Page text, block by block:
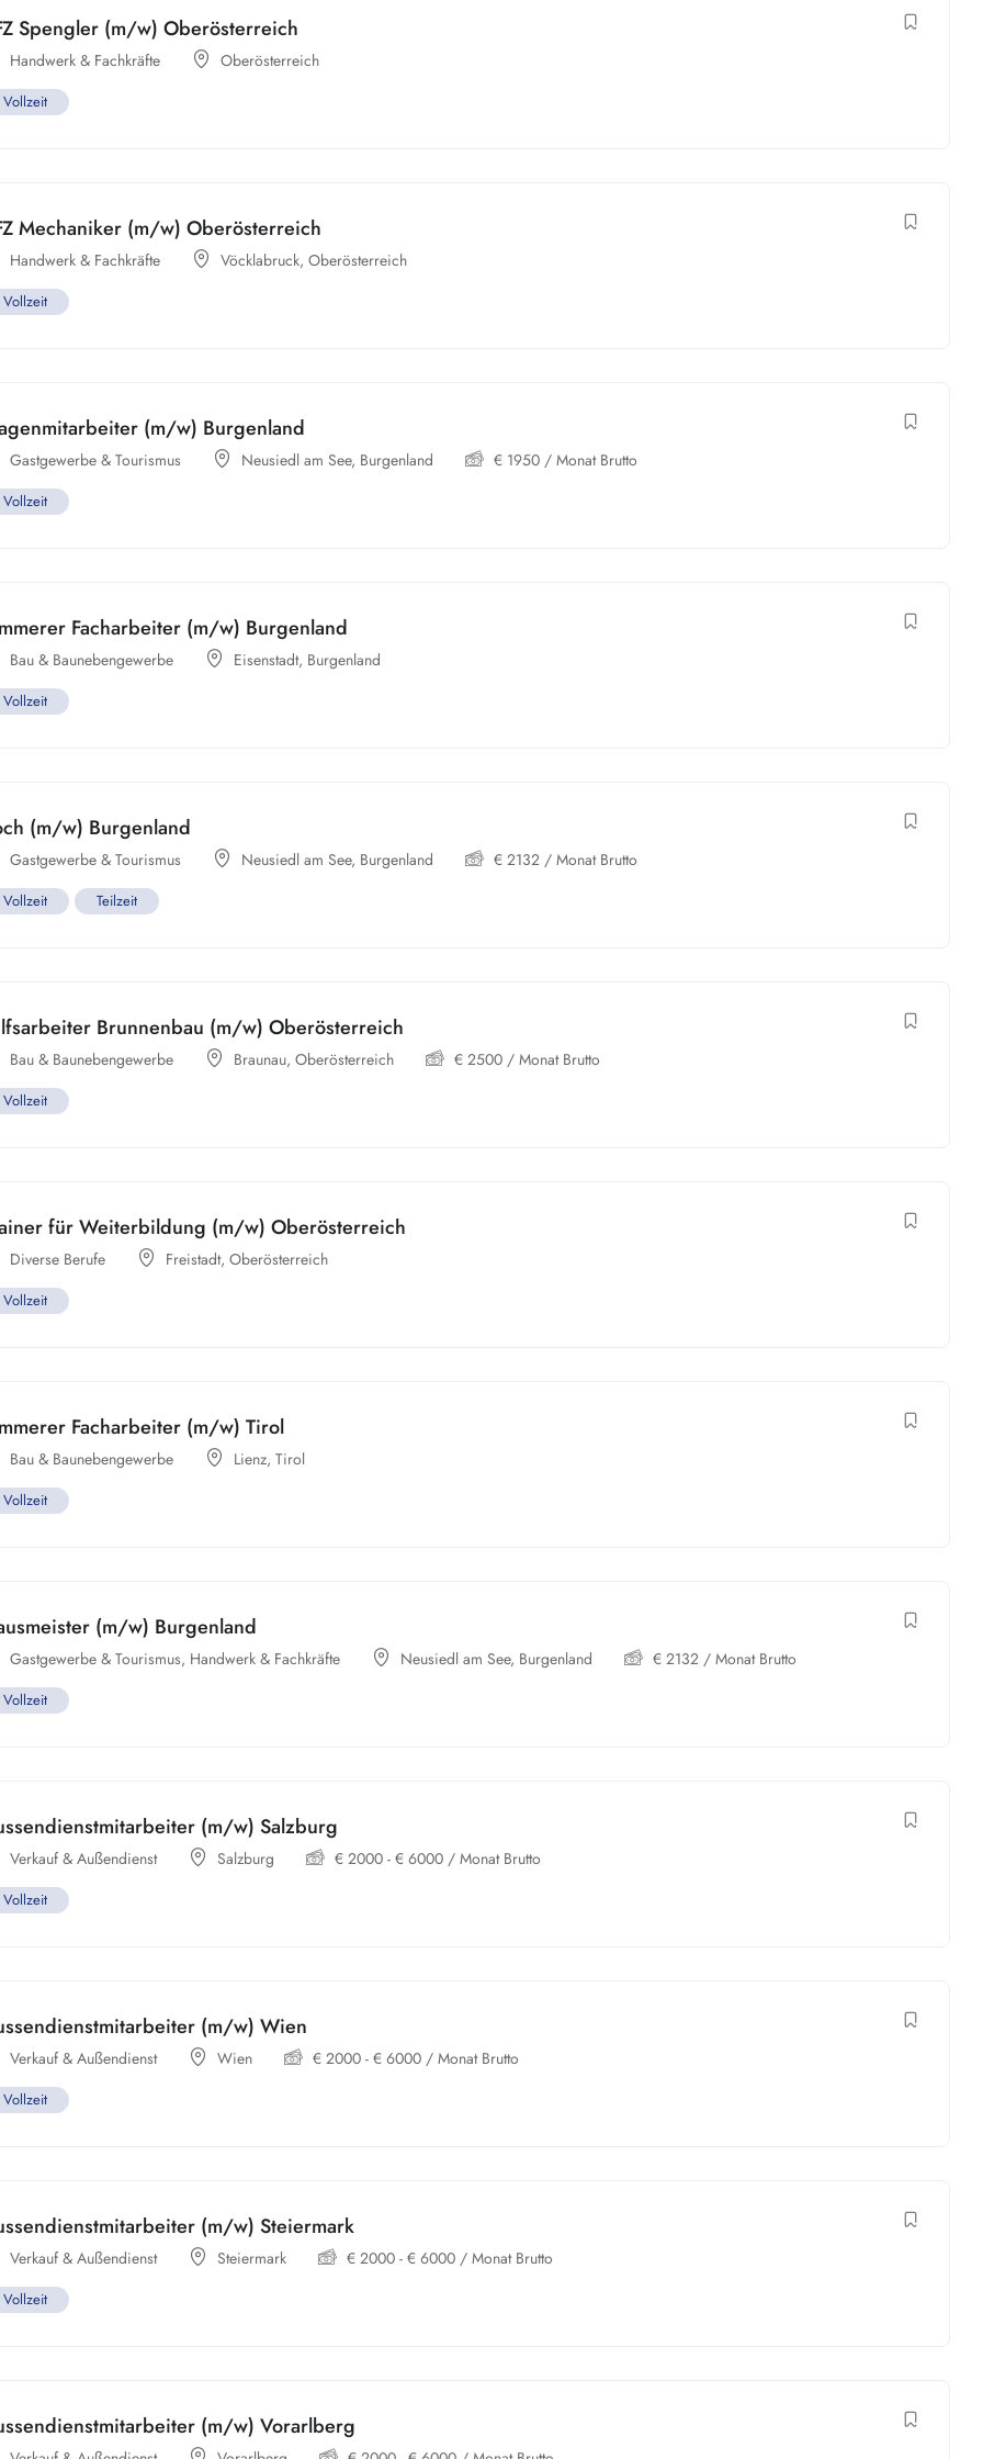
Spengler (m/w) Oberösterreich
Handwerk & Fachkräfte Oberösterreich
Vollzeit
Mechaniker (m/w) Oberösterreich
Handwerk & Fachkräfte Vöcklabruck, Oberösterreich
Vollzeit
(m/w) Burgenland
Gastgewerbe & Tourismus Neusiedl am See, Burgenland € 1950 / Monat Brutto
Vollzeit
Facharbeiter (m/w) Burgenland
Bau & Baunebengewerbe Eisenstadt, Burgenland
Vollzeit
(m/w) Burgenland
Gastgewerbe & Tourismus Neusiedl am See, Burgenland € 2132 / Monat Brutto
Vollzeit Teilzeit
Brunnenbau (m/w) Oberösterreich
Bau & Baunebengewerbe Braunau, Oberösterreich € 2500 / Monat Brutto
Vollzeit
für Weiterbildung (m/w) Oberösterreich
Diverse Berufe Freistadt, Oberösterreich
Vollzeit
Facharbeiter (m/w) Tirol
Bau & Baunebengewerbe Lienz, Tirol
Vollzeit
(m/w) Burgenland
Gastgewerbe & Tourismus, Handwerk & Fachkräfte Neusiedl am See, Burgenland € 2132 / Monat Brutto
Vollzeit
(m/w) Salzburg
Verkauf & Außendienst Salzburg € 2000 - € 6000 / Monat Brutto
Vollzeit
(m/w) Wien
Verkauf & Außendienst Wien € 2000 - € 6000 / Monat Brutto
Vollzeit
(m/w) Steiermark
Verkauf & Außendienst Steiermark € 2000 - € 6000 / Monat Brutto
Vollzeit
(m/w) Vorarlberg